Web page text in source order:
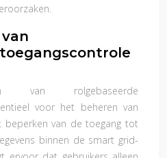
van rolgebaseerde
voor het beheren van
beperken van de toegang tot
binnen de smart grid-